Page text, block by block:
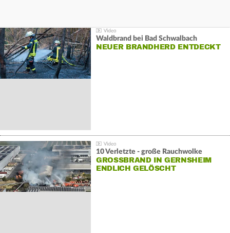
Waldbrand bei Bad Schwalbach
NEUER BRANDHERD ENTDECKT
10 Verletzte - große Rauchwolke
GROSSBRAND IN GERNSHEIM E
NDLICH GELÖSCHT